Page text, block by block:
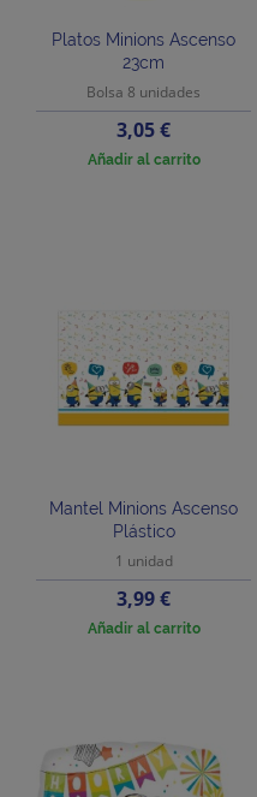
Platos Minions Ascenso
23cm
Bolsa 8 unidades
Precio
3,05 €
Añadir al carrito
Mantel Minions Ascenso
Plástico
1 unidad
Precio
3,99 €
Añadir al carrito